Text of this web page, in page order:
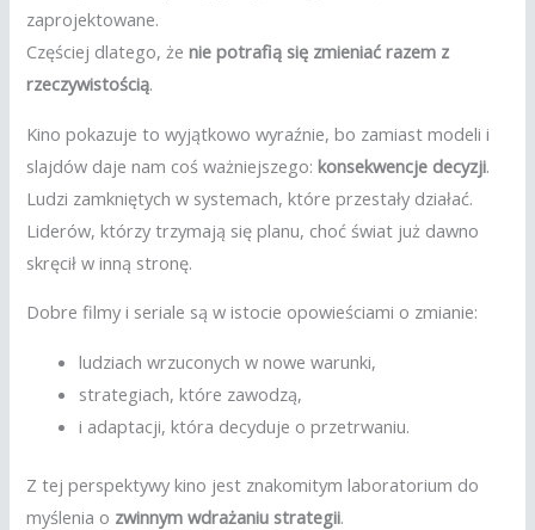
zaprojektowane.
Częściej dlatego, żenie potrafią się zmieniać razem z
rzeczywistością.
Kino pokazuje to wyjątkowo wyraźnie, bo zamiast modeli i
slajdów daje nam coś ważniejszego:konsekwencje decyzji.
Ludzi zamkniętych w systemach, które przestały działać.
Liderów, którzy trzymają się planu, choć świat już dawno
skręcił w inną stronę.
Dobre filmy i seriale są w istocie opowieściami o zmianie:
ludziach wrzuconych w nowe warunki,
strategiach, które zawodzą,
i adaptacji, która decyduje o przetrwaniu.
Z tej perspektywy kino jest znakomitym laboratorium do
myślenia o zwinnym wdrażaniu strategii.